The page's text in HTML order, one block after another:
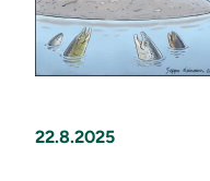
22.8.2025